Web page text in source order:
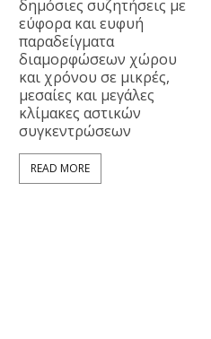
δημόσιες συζητήσεις με
εύφορα και ευφυή
παραδείγματα
διαμορφώσεων χώρου
και χρόνου σε μικρές,
μεσαίες και μεγάλες
κλίμακες αστικών
συγκεντρώσεων
READ MORE